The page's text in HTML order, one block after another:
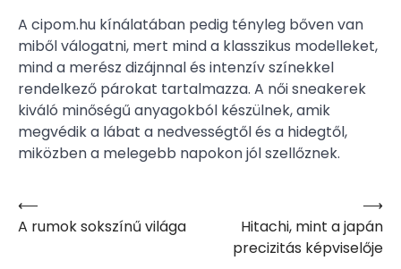
A cipom.hu kínálatában pedig tényleg bőven van
miből válogatni, mert mind a klasszikus modelleket,
mind a merész dizájnnal és intenzív színekkel
rendelkező párokat tartalmazza. A női sneakerek
kiváló minőségű anyagokból készülnek, amik
megvédik a lábat a nedvességtől és a hidegtől,
miközben a melegebb napokon jól szellőznek.
Bejegyzés
navigáció
⟵
A rumok sokszínű világa
Hitachi, mint a japán
precizitás képviselője
⟶